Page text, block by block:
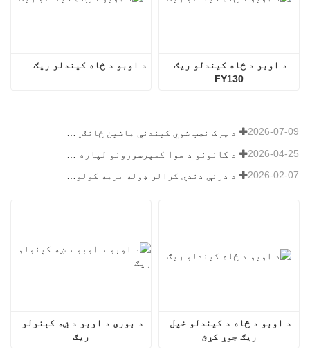
د اوبو د څاه کیندلو ریګ
FY130
2026-07-09
2026-04-25
2026-02-07
ریګ
ریګ جوړ کړئ